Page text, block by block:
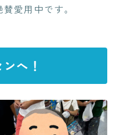
愛用中です。
へ！